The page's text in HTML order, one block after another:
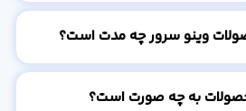
وینو سرور چه مدت است؟
به چه صورت است؟